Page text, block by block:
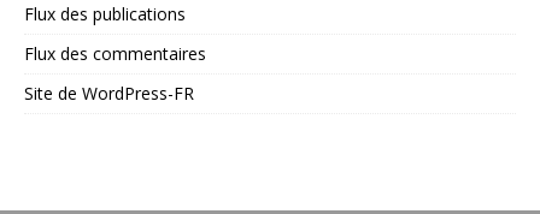
Flux des publications
Flux des commentaires
Site de WordPress-FR